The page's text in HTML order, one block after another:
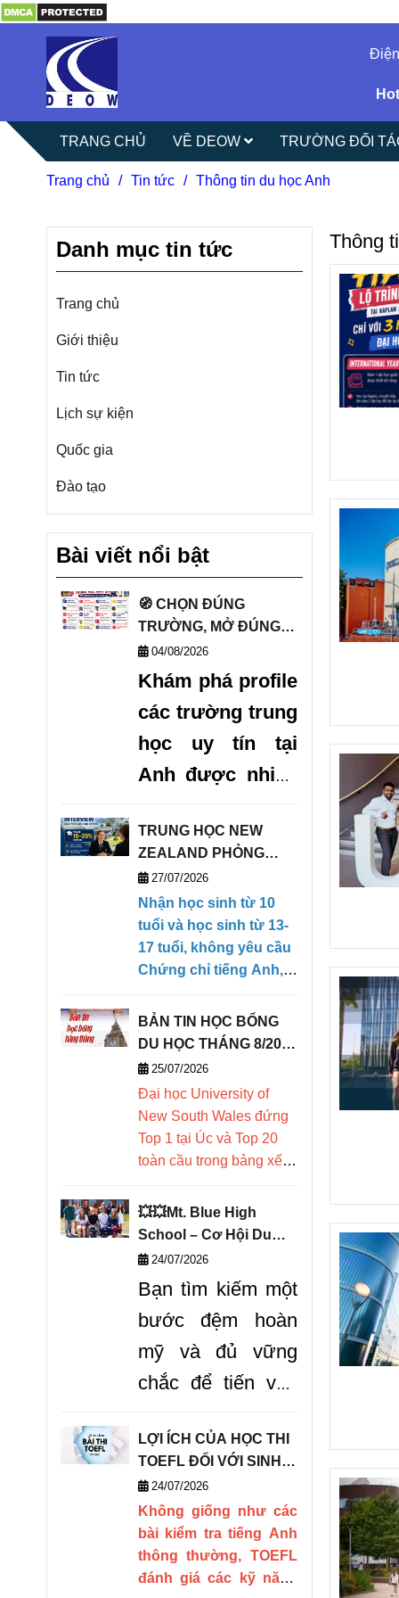
TRANG CHỦ VỀ DEOW TRƯỜNG ĐỐI
Trang chủ / Tin tức / Thông tin du học Anh
Thông
Danh mục tin tức
Trang chủ
Giới thiệu
Tin tức
Lịch sự kiện
Quốc gia
Đào tạo
Bài viết nổi bật
🧭 CHỌN ĐÚNG
TRƯỜNG, MỞ ĐÚNG
TƯƠNG LAI VỚI DANH
SÁCH TRƯỜNG
TRUNG HỌC UY TÍN
TẠI ANH 🧭
04/08/2026
Khám phá profile
các trường trung
học uy tín tại
Anh được nhiều
lựa chọn. Bài
viết tổng hợp
học phí, học
bổng, chương
trình học, ký túc
vào, điểm nổi bật
và cơ hội vào
các trường đại
học danh tiếng
trên thế giới.
TRUNG HỌC NEW
ZEALAND PHỎNG
VẤN HỌC BỔNG TRỰC
TIẾP KỲ THÁNG 1/2027
(28/01/2027- 09/04/2027)
27/07/2026
Nhận học sinh từ 10
tuổi và học sinh từ 13-
17 tuổi, không yêu cầu
Chứng chỉ tiếng Anh,
căn bản để có thể theo
học chương trình
Tiếng Anh tăng cường
điểm trung bình môn
linh hoạt, chào đón học
sinh có thái độ học tập
nghiêm túc.
BẢN TIN HỌC BỔNG
DU HỌC THÁNG 8/2026
- DEOW VIETNAM
25/07/2026
Đại học University of
New South Wales đứng
Top 1 tại Úc và Top 20
toàn cầu trong bảng xếp
thế giới QS, trường
hiện
đang mở ra các
chương trình học bổng
tuyển sinh năm 2027.
💥💥Mt. Blue High
School – Cơ Hội Du
Học Vàng Chinh Phục
THPT Mỹ!
24/07/2026
Bạn tìm kiếm một
bước đệm hoàn
mỹ và đủ vững
chắc để tiến vào
đại học danh tiếng
tại nước Mỹ? Mt.
Blue High School
là "tảng đá vững
chắc"cho bạn
LỢI ÍCH CỦA HỌC THI
TOEFL ĐỐI VỚI SINH
VIÊN DU HỌC
24/07/2026
Không giống như các
bài kiểm tra tiếng Anh
thông thường, TOEFL
đánh giá các kỹ năng